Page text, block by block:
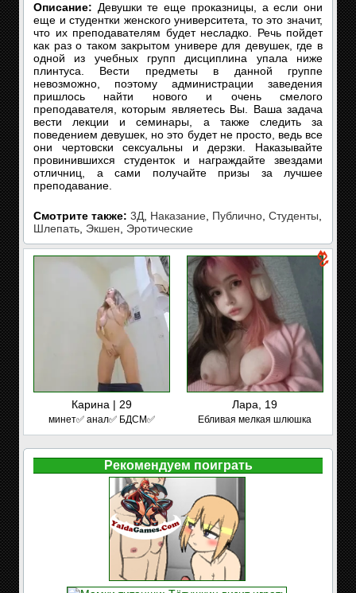
Описание: Девушки те еще проказницы, а если они
еще и студентки женского университета, то это значит,
что их преподавателям будет несладко. Речь пойдет
как раз о таком закрытом универе для девушек, где в
одной из учебных групп дисциплина упала ниже
плинтуса. Вести предметы в данной группе
невозможно, поэтому администрации заведения
пришлось найти нового и очень смелого
преподавателя, которым являетесь Вы. Ваша задача
вести лекции и семинары, а также следить за
поведением девушек, но это будет не просто, ведь все
они чертовски сексуальны и дерзки. Наказывайте
провинившихся студенток и награждайте звездами
отличниц, а сами получайте призы за лучшее
преподавание.
Смотрите также: 3Д Наказание Публично Студенты
Шлепать Экшен Эротические
Карина | 29
минет✅ анал✅ БДСМ✅
Лара, 19
Ебливая мелкая шлюшка
Рекомендуем поиграть